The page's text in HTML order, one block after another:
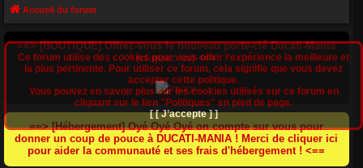
Accueil du forum
==> [BOUTIQUE] Offrez-vous le nouveau porte-clé Ducati-Mania
(cliquez ici) <==
==> [Hébergement] Oyé Oyé Oyé on compte sur vous pour
donner un coup de pouce à DUCATI-MANIA ! Merci de cliquer ici
pour aider la communauté et ses frais d'hébergement ! <==
Ce forum utilise des cookies pour vous offrir l‘expérience la meilleure et
la plus pertinente. Pour utiliser ce forum, cela signifie que vous devez
accepter cette politique.
Vous pouvez en savoir plus sur les cookies utilisés sur ce forum en
cliquant sur le lien "Politiques" en pied de page.
[ [ J’accepte ] ]